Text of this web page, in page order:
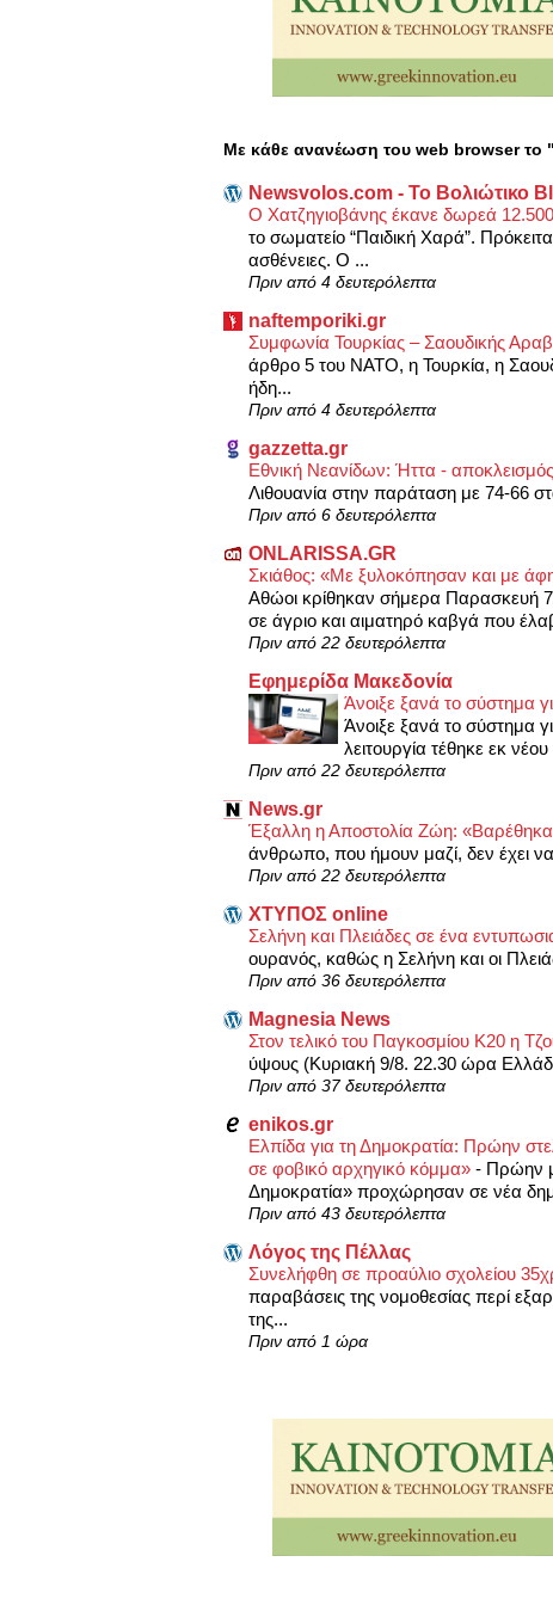
Με κάθε ανανέωση του web browser το
Newsvolos.com - Το Βολιώτικο
Ο Χατζηγιοβάνης έκανε δωρεά
το σωματείο “Παιδική Χαρά”.
ασθένειες. Ο ...
Πριν από 4 δευτερόλεπτα
naftemporiki.gr
Συμφωνία Τουρκίας – Σαουδικής
άρθρο 5 του ΝΑΤΟ, η Τουρκία, η
ήδη...
Πριν από 4 δευτερόλεπτα
gazzetta.gr
Εθνική Νεανίδων: Ήττα -
Λιθουανία στην παράταση με 74-66
Πριν από 6 δευτερόλεπτα
ONLARISSA.GR
Σκιάθος: «Με ξυλοκόπησαν και με
Αθώοι κρίθηκαν σήμερα Παρασκευή
σε άγριο και αιματηρό καβγά που
Πριν από 22 δευτερόλεπτα
Εφημερίδα Μακεδονία
Άνοιξε ξανά το σύστημα
Άνοιξε ξανά το σύστημα
λειτουργία τέθηκε εκ
Πριν από 22 δευτερόλεπτα
News.gr
Έξαλλη η Αποστολία Ζώη:
άνθρωπο, που ήμουν μαζί, δεν έχει
Πριν από 22 δευτερόλεπτα
XΤΥΠΟΣ online
Σελήνη και Πλειάδες σε ένα
ουρανός, καθώς η Σελήνη και οι
Πριν από 36 δευτερόλεπτα
Magnesia News
Στον τελικό του Παγκοσμίου Κ20 η
ύψους (Κυριακή 9/8. 22.30 ώρα
Πριν από 37 δευτερόλεπτα
enikos.gr
Ελπίδα για τη Δημοκρατία: Πρώην
σε φοβικό αρχηγικό κόμμα» - Πρώην
Δημοκρατία» προχώρησαν σε νέα
Πριν από 43 δευτερόλεπτα
Λόγος της Πέλλας
Συνελήφθη σε προαύλιο σχολείου
παραβάσεις της νομοθεσίας περί
της...
Πριν από 1 ώρα